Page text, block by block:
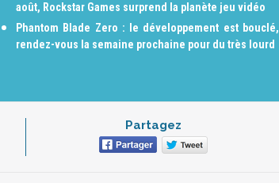
août, Rockstar Games surprend la planète jeu vidéo
Phantom Blade Zero : le développement est bouclé,
rendez-vous la semaine prochaine pour du très lourd
Partagez